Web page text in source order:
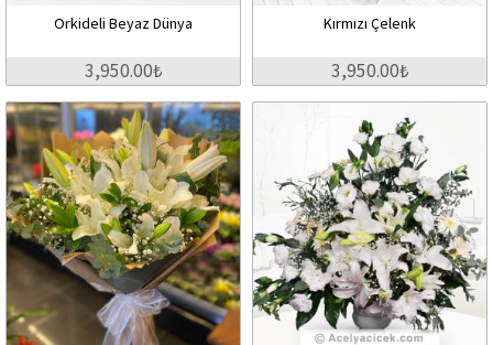
Orkideli Beyaz Dünya
3,950.00₺
Kırmızı Çelenk
3,950.00₺